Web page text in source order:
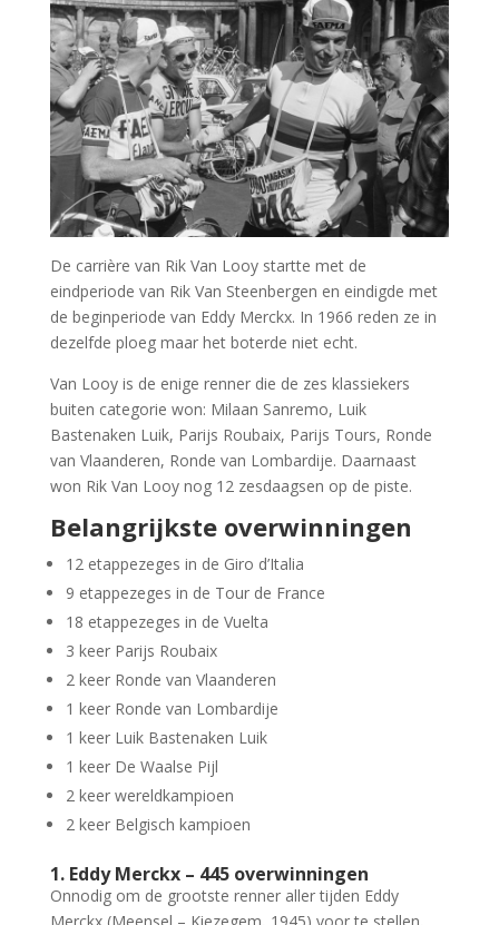
De carrière van Rik Van Looy startte met de
eindperiode van Rik Van Steenbergen en eindigde met
de beginperiode van Eddy Merckx. In 1966 reden ze in
dezelfde ploeg maar het boterde niet echt.
Van Looy is de enige renner die de zes klassiekers
buiten categorie won: Milaan Sanremo, Luik
Bastenaken Luik, Parijs Roubaix, Parijs Tours, Ronde
van Vlaanderen, Ronde van Lombardije. Daarnaast
won Rik Van Looy nog 12 zesdaagsen op de piste.
Belangrijkste overwinningen
12 etappezeges in de Giro d’Italia
9 etappezeges in de Tour de France
18 etappezeges in de Vuelta
3 keer Parijs Roubaix
2 keer Ronde van Vlaanderen
1 keer Ronde van Lombardije
1 keer Luik Bastenaken Luik
1 keer De Waalse Pijl
2 keer wereldkampioen
2 keer Belgisch kampioen
1. Eddy Merckx – 445 overwinningen
Onnodig om de grootste renner aller tijden Eddy